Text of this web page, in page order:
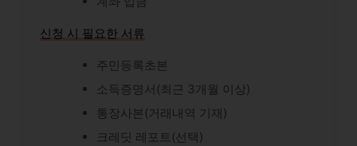
신청 시 필요한 서류
주민등록초본
소득증명서(최근 3개월 이상)
통장사본(거래내역 기재)
크레딧 레포트(선택)